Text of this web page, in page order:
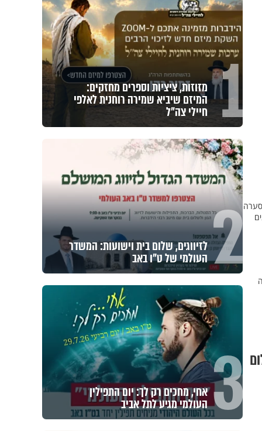
1 מזוזות, ציציות וספרים מחזקים:
המיזם שיביא שמירה רוחנית לאלפי
חיילי צה"ל
2 לזיווגים, שלום בית וישועות: המשדר
העולמי של ט"ו באב
3 אחי, מחכים רק לך: יום התפילין
העולמי מגיע לתל אביב